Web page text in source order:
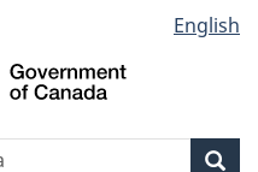
au
contenu
la
English